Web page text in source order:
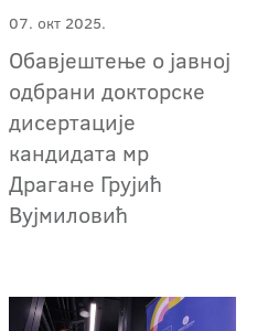
07. окт 2025.
Обавјештење о јавној
одбрани докторске
дисертације
кандидата мр
Драгане Грујић
Вујмиловић